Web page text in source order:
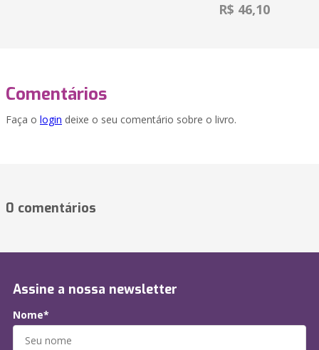
R$ 46,10
Comentários
Faça o login deixe o seu comentário sobre o livro.
0 comentários
Assine a nossa newsletter
Nome*